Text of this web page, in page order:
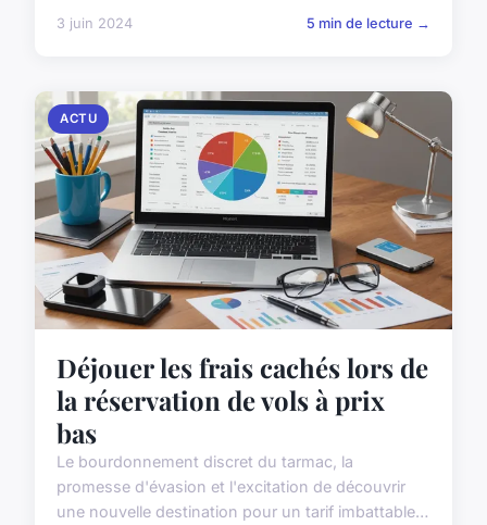
3 juin 2024 5 min de lecture →
ACTU
Déjouer les frais cachés lors de
la réservation de vols à prix
bas
Le bourdonnement discret du tarmac, la
promesse d'évasion et l'excitation de découvrir
une nouvelle destination pour un tarif imbattable…